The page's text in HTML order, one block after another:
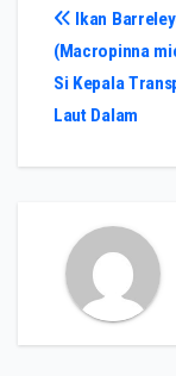
Post
Ikan
(Macropinna
Si Kepala
Laut Dalam